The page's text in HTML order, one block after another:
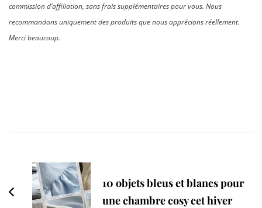
commission d’affiliation, sans frais supplémentaires pour vous. Nous
recommandons uniquement des produits que nous apprécions réellement.
Merci beaucoup.
Navigation
10 objets bleus et blancs pour
une chambre cosy cet hiver